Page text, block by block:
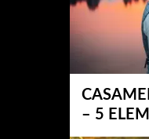
– 5